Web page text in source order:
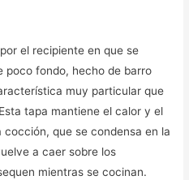
el recipiente en que se
poco fondo, hecho de barro
muy particular que
tapa mantiene el calor y el
que se condensa en la
a caer sobre los
mientras se cocinan.